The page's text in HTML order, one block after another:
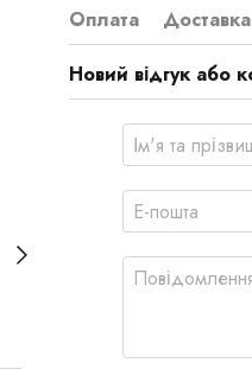
Оплата Доставка
Новий відгук або